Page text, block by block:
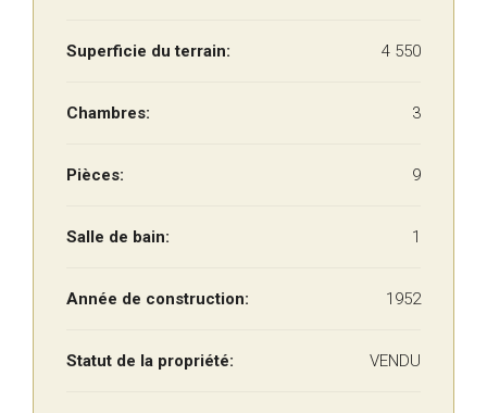
Superficie du terrain: 4 550
Chambres: 3
Pièces: 9
Salle de bain: 1
Année de construction: 1952
Statut de la propriété: VENDU